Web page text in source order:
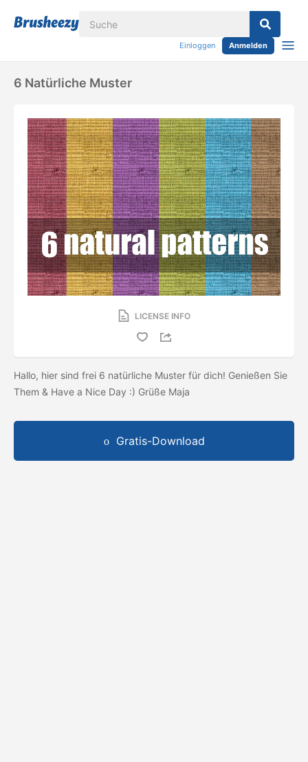
Einloggen Anmelden
6 Natürliche Muster
LICENSE INFO
Hallo, hier sind frei 6 natürliche Muster für dich! Genießen Sie
Them & Have a Nice Day :) Grüße Maja
Gratis-Download